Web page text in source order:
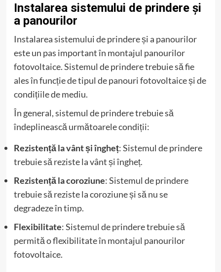
Instalarea sistemului de prindere și
a panourilor
Instalarea sistemului de prindere și a panourilor
este un pas important în montajul panourilor
fotovoltaice. Sistemul de prindere trebuie să fie
ales în funcție de tipul de panouri fotovoltaice și de
condițiile de mediu.
În general, sistemul de prindere trebuie să
îndeplinească următoarele condiții:
Rezistență la vânt și îngheț: Sistemul de prindere
trebuie să reziste la vânt și îngheț.
Rezistență la coroziune: Sistemul de prindere
trebuie să reziste la coroziune și să nu se
degradeze în timp.
Flexibilitate: Sistemul de prindere trebuie să
permită o flexibilitate în montajul panourilor
fotovoltaice.